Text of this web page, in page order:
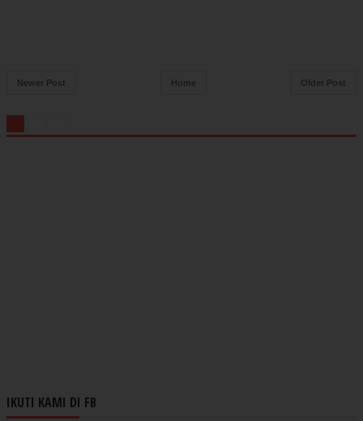
Newer Post Older Post
Home
IKUTI KAMI DI FB